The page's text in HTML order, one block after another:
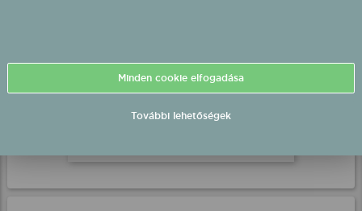
Aszód, XXXI. Fesztivál